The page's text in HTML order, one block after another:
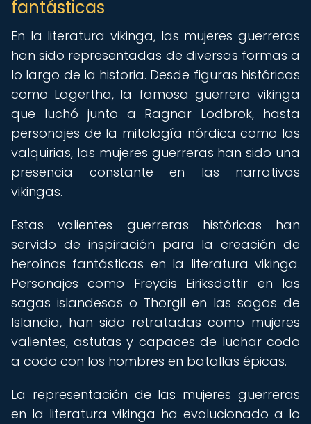
fantásticas
En la literatura vikinga, las mujeres guerreras
han sido representadas de diversas formas a
lo largo de la historia. Desde figuras históricas
como Lagertha, la famosa guerrera vikinga
que luchó junto a Ragnar Lodbrok, hasta
personajes de la mitología nórdica como las
valquirias, las mujeres guerreras han sido una
presencia constante en las narrativas
vikingas.
Estas valientes guerreras históricas han
servido de inspiración para la creación de
heroínas fantásticas en la literatura vikinga.
Personajes como Freydis Eiriksdottir en las
sagas islandesas o Thorgil en las sagas de
Islandia, han sido retratadas como mujeres
valientes, astutas y capaces de luchar codo
a codo con los hombres en batallas épicas.
La representación de las mujeres guerreras
en la literatura vikinga ha evolucionado a lo